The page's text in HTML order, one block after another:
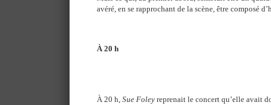
avéré, en se rapprochant de la scène, être composé
À 20 h
À 20 h, Sue Foley reprenait le concert qu’elle avait